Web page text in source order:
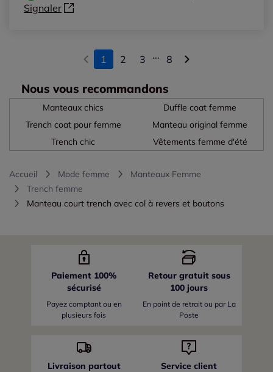
Signaler
1 2 3 ... 8
Nous vous recommandons
Manteaux chics
Trench coat pour femme
Duffle coat femme
Manteau original femme
Trench chic
Vêtements femme d'été
Accueil Mode femme
Manteaux Femme
Trench femme
Manteau court trench avec col à revers et boutons
Paiement 100%
sécurisé
Payez comptant ou en
plusieurs fois
Retour gratuit sous
100 jours
En point de retrait ou par La
Poste
Livraison partout Service client